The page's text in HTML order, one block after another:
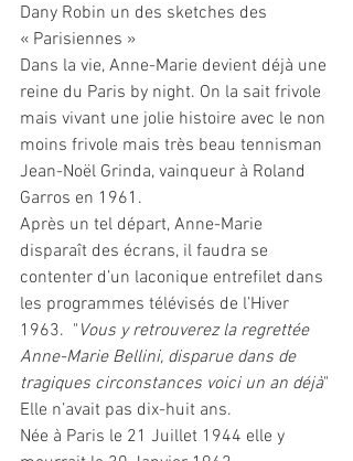
Dany Robin un des sketches des
« Parisiennes »
Dans la vie, Anne-Marie devient déjà une
reine du Paris by night. On la sait frivole
mais vivant une jolie histoire avec le non
moins frivole mais très beau tennisman
Jean-Noël Grinda, vainqueur à Roland
Garros en 1961.
Après un tel départ, Anne-Marie
disparaît des écrans, il faudra se
contenter d’un laconique entrefilet dans
les programmes télévisés de l’Hiver
1963.  " Vous y retrouverez la regrettée
Anne-Marie Bellini, disparue dans de
tragiques circonstances voici un an déjà"
Elle n’avait pas dix-huit ans.
Née à Paris le 21 Juillet 1944 elle y